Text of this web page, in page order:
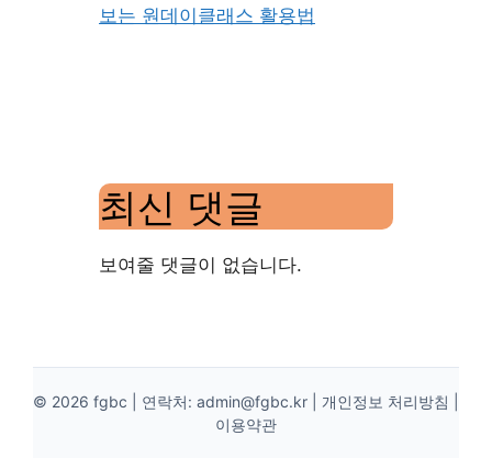
보는 원데이클래스 활용법
최신 댓글
보여줄 댓글이 없습니다.
© 2026 fgbc | 연락처: admin@fgbc.kr 개인정보 처리방침
이용약관